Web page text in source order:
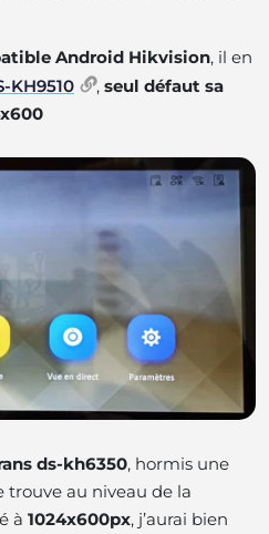
Android Hikvision, il en
KH9510 , seul défaut sa
ds-kh6350, hormis une
au niveau de la
à 1024x600px, j’aurai bien